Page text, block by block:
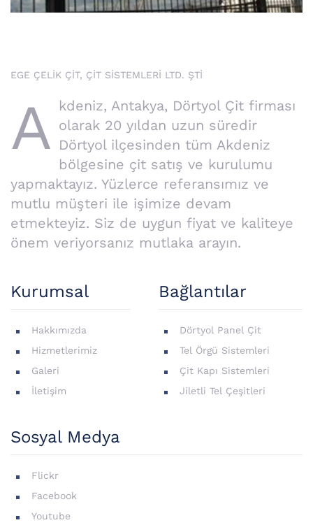
EGE ÇELİK ÇİT, ÇİT SİSTEMLERİ LTD. ŞTİ
A kdeniz, Antakya, Dörtyol Çit firması
olarak 20 yıldan uzun süredir
Dörtyol ilçesinden tüm Akdeniz
bölgesine çit satış ve kurulumu
yapmaktayız. Yüzlerce referansımız ve
mutlu müşteri ile işimize devam
etmekteyiz. Siz de uygun fiyat ve kaliteye
önem veriyorsanız mutlaka arayın.
Kurumsal
Hakkımızda
Hizmetlerimiz
Galeri
İletişim
Bağlantılar
Dörtyol Panel Çit
Tel Örgü Sistemleri
Çit Kapı Sistemleri
Jiletli Tel Çeşitleri
Sosyal Medya
Flickr
Facebook
Youtube